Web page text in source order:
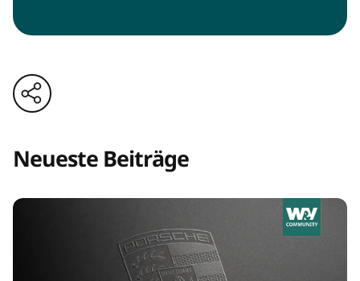
Neueste Beiträge